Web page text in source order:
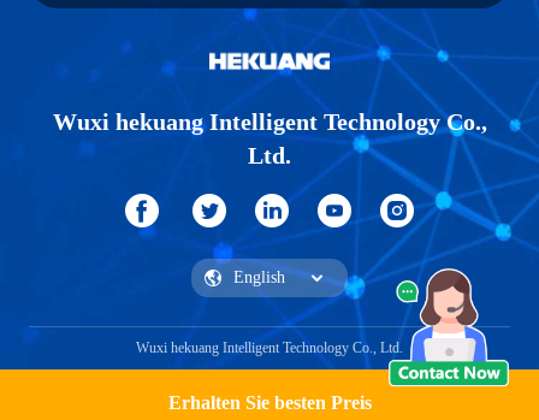
Erhalten Sie besten Preis
Wuxi hekuang Intelligent Technology Co.,
Ltd.
Wuxi hekuang Intelligent Technology Co., Ltd.
Ein Angebot bekommen